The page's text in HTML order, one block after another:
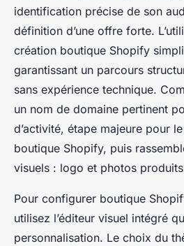
identification précise de son
définition d’une offre forte.
création boutique Shopify
garantissant un parcours
sans expérience technique.
un nom de domaine pertinent
d’activité, étape majeure pour
boutique Shopify, puis
visuels : logo et photos
Pour configurer boutique
utilisez l’éditeur visuel intégré
personnalisation. Le choix du